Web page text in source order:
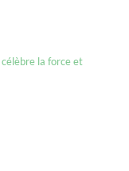
la force et